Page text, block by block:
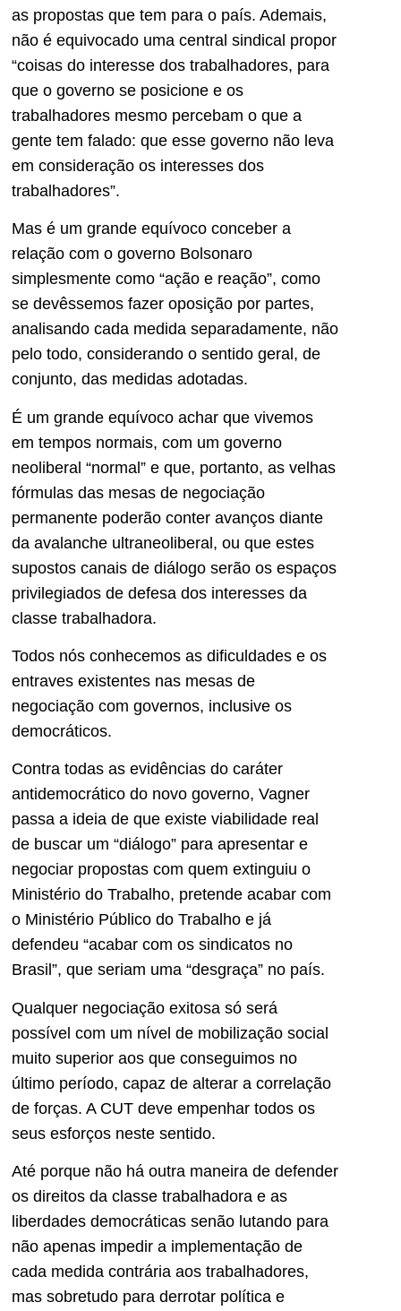
as propostas que tem para o país. Ademais,
não é equivocado uma central sindical propor
“coisas do interesse dos trabalhadores, para
que o governo se posicione e os
trabalhadores mesmo percebam o que a
gente tem falado: que esse governo não leva
em consideração os interesses dos
trabalhadores”.
Mas é um grande equívoco conceber a
relação com o governo Bolsonaro
simplesmente como “ação e reação”, como
se devêssemos fazer oposição por partes,
analisando cada medida separadamente, não
pelo todo, considerando o sentido geral, de
conjunto, das medidas adotadas.
É um grande equívoco achar que vivemos
em tempos normais, com um governo
neoliberal “normal” e que, portanto, as velhas
fórmulas das mesas de negociação
permanente poderão conter avanços diante
da avalanche ultraneoliberal, ou que estes
supostos canais de diálogo serão os espaços
privilegiados de defesa dos interesses da
classe trabalhadora.
Todos nós conhecemos as dificuldades e os
entraves existentes nas mesas de
negociação com governos, inclusive os
democráticos.
Contra todas as evidências do caráter
antidemocrático do novo governo, Vagner
passa a ideia de que existe viabilidade real
de buscar um “diálogo” para apresentar e
negociar propostas com quem extinguiu o
Ministério do Trabalho, pretende acabar com
o Ministério Público do Trabalho e já
defendeu “acabar com os sindicatos no
Brasil”, que seriam uma “desgraça” no país.
Qualquer negociação exitosa só será
possível com um nível de mobilização social
muito superior aos que conseguimos no
último período, capaz de alterar a correlação
de forças. A CUT deve empenhar todos os
seus esforços neste sentido.
Até porque não há outra maneira de defender
os direitos da classe trabalhadora e as
liberdades democráticas senão lutando para
não apenas impedir a implementação de
cada medida contrária aos trabalhadores,
mas sobretudo para derrotar política e